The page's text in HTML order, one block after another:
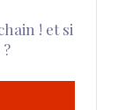
! et si